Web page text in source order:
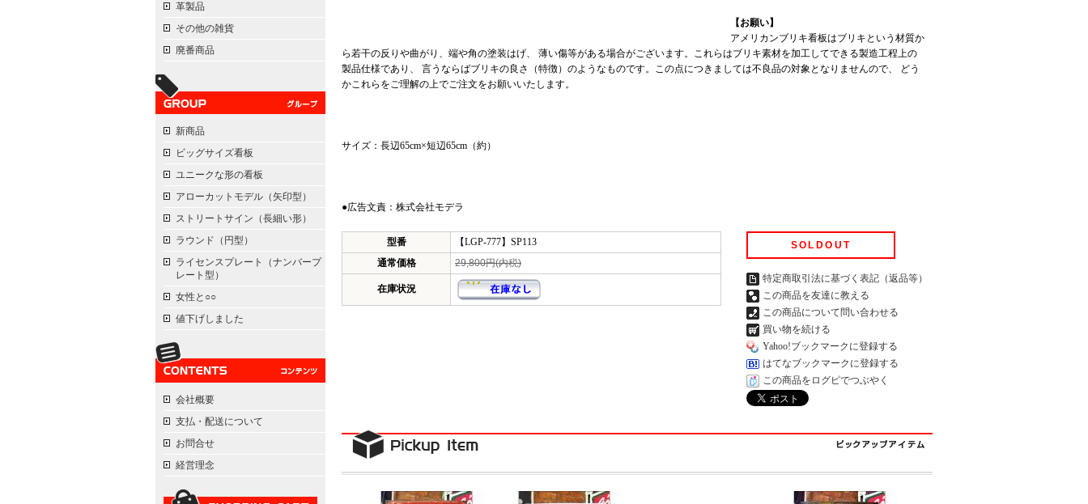
革製品
その他の雑貨
廃番商品
新商品
ビッグサイズ看板
ユニークな形の看板
アローカットモデル（矢印型）
ストリートサイン（長細い形）
ラウンド（円型）
ライセンスプレート（ナンバープ
レート型）
女性と○○
値下げしました
会社概要
支払・配送について
お問合せ
経営理念
【お願い】
アメリカンブリキ看板はブリキという材質か
ら若干の反りや曲がり、端や角の塗装はげ、 薄い傷等がある場合がございます。これらはブリキ素材を加工してできる製造工程上の
製品仕様であり、 言うならばブリキの良さ（特徴）のようなものです。この点につきましては不良品の対象となりませんので、 どう
かこれらをご理解の上でご注文をお願いいたします。
サイズ：長辺65cm×短辺65cm（約）
●広告文責：株式会社モデラ
型番
【LGP-777】SP113
通常価格
29,800円(内税)
在庫状況
SOLDOUT
特定商取引法に基づく表記（返品等）
この商品を友達に教える
この商品について問い合わせる
買い物を続ける
Yahoo!ブックマークに登録する
はてなブックマークに登録する
この商品をログピでつぶやく